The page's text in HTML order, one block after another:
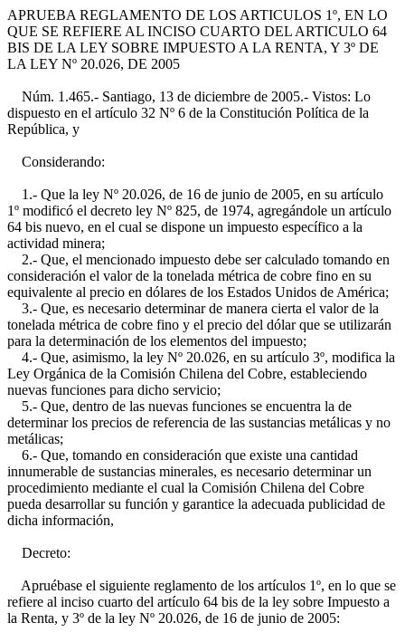
APRUEBA REGLAMENTO DE LOS ARTICULOS 1º, EN LO
QUE SE REFIERE AL INCISO CUARTO DEL ARTICULO 64
BIS DE LA LEY SOBRE IMPUESTO A LA RENTA, Y 3º DE
LA LEY Nº 20.026, DE 2005
Núm. 1.465.- Santiago, 13 de diciembre de 2005.- Vistos: Lo
dispuesto en el artículo 32 Nº 6 de la Constitución Política de la
República, y
Considerando:
1.- Que la ley Nº 20.026, de 16 de junio de 2005, en su artículo
1º modificó el decreto ley Nº 825, de 1974, agregándole un artículo
64 bis nuevo, en el cual se dispone un impuesto específico a la
actividad minera;
2.- Que, el mencionado impuesto debe ser calculado tomando en
consideración el valor de la tonelada métrica de cobre fino en su
equivalente al precio en dólares de los Estados Unidos de América;
3.- Que, es necesario determinar de manera cierta el valor de la
tonelada métrica de cobre fino y el precio del dólar que se utilizarán
para la determinación de los elementos del impuesto;
4.- Que, asimismo, la ley Nº 20.026, en su artículo 3º, modifica la
Ley Orgánica de la Comisión Chilena del Cobre, estableciendo
nuevas funciones para dicho servicio;
5.- Que, dentro de las nuevas funciones se encuentra la de
determinar los precios de referencia de las sustancias metálicas y no
metálicas;
6.- Que, tomando en consideración que existe una cantidad
innumerable de sustancias minerales, es necesario determinar un
procedimiento mediante el cual la Comisión Chilena del Cobre
pueda desarrollar su función y garantice la adecuada publicidad de
dicha información,
Decreto:
Apruébase el siguiente reglamento de los artículos 1º, en lo que se
refiere al inciso cuarto del artículo 64 bis de la ley sobre Impuesto a
la Renta, y 3º de la ley Nº 20.026, de 16 de junio de 2005: